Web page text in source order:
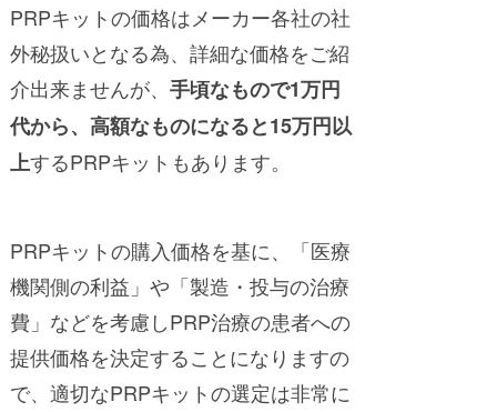
PRPキットの価格はメーカー各社の社
外秘扱いとなる為、詳細な価格をご紹
介出来ませんが、 手頃なもので1万円
代から、高額なものになると15万円以
上するPRPキットもあります。
PRPキットの購入価格を基に、「医療
機関側の利益」や「製造・投与の治療
費」などを考慮しPRP治療の患者への
提供価格を決定することになりますの
で、適切なPRPキットの選定は非常に